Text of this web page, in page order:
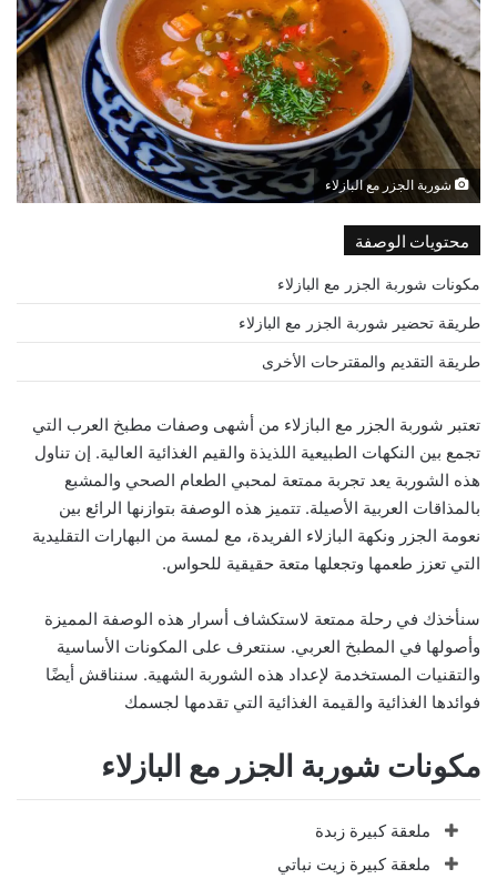
شوربة الجزر مع البازلاء
محتويات الوصفة
مكونات شوربة الجزر مع البازلاء
طريقة تحضير شوربة الجزر مع البازلاء
طريقة التقديم والمقترحات الأخرى
تعتبر شوربة الجزر مع البازلاء من أشهى وصفات مطبخ العرب التي
تجمع بين النكهات الطبيعية اللذيذة والقيم الغذائية العالية. إن تناول
هذه الشوربة يعد تجربة ممتعة لمحبي الطعام الصحي والمشبع
بالمذاقات العربية الأصيلة. تتميز هذه الوصفة بتوازنها الرائع بين
نعومة الجزر ونكهة البازلاء الفريدة، مع لمسة من البهارات التقليدية
التي تعزز طعمها وتجعلها متعة حقيقية للحواس.
سنأخذك في رحلة ممتعة لاستكشاف أسرار هذه الوصفة المميزة
وأصولها في المطبخ العربي. سنتعرف على المكونات الأساسية
والتقنيات المستخدمة لإعداد هذه الشوربة الشهية. سنناقش أيضًا
فوائدها الغذائية والقيمة الغذائية التي تقدمها لجسمك
مكونات شوربة الجزر مع البازلاء
ملعقة كبيرة زبدة
ملعقة كبيرة زيت نباتي